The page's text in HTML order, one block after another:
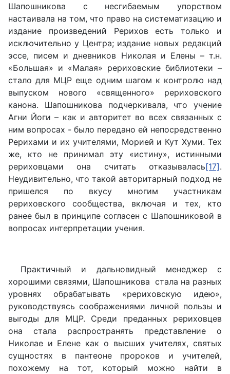
Шапошникова с несгибаемым упорством
настаивала на том, что право на систематизацию и
издание произведений Рерихов есть только и
исключительно у Центра; издание новых редакций
эссе, писем и дневников Николая и Елены – т.н.
«Большая» и «Малая» рериховские библиотеки –
стало для МЦР еще одним шагом к контролю над
выпуском нового «священного» рериховского
канона. Шапошникова подчеркивала, что учение
Агни Йоги – как и авторитет во всех связанных с
ним вопросах - было передано ей непосредственно
Рерихами и их учителями, Морией и Кут Хуми. Тех
же, кто не принимал эту «истину», истинными
рериховцами она считать отказывалась[17].
Неудивительно, что такой авторитарный подход не
пришелся по вкусу многим участникам
рериховского сообщества, включая и тех, кто
ранее был в принципе согласен с Шапошниковой в
вопросах интерпретации учения.
Практичный и дальновидный менеджер с
хорошими связями, Шапошникова стала на разных
уровнях обрабатывать «рериховскую идею»,
руководствуясь соображениями личной пользы и
выгоды для МЦР. Среди преданных рериховцев
она стала распространять представление о
Николае и Елене как о высших учителях, святых
сущностях в пантеоне пророков и учителей,
похожему на тот, который можно найти в